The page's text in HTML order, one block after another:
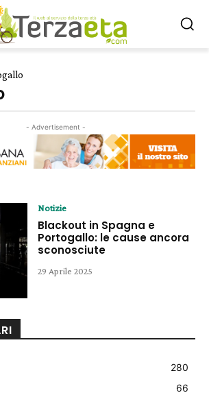
- Advertisement -
Notizie
Blackout in Spagna e
Portogallo: le cause ancora
sconosciute
29 Aprile 2025
280
66